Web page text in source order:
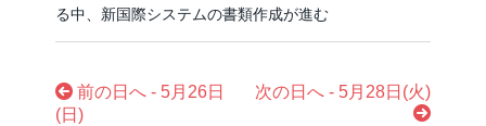
る中、新国際システムの書類作成が進む
前の日へ - 5月26日
(日)
次の日へ - 5月28日(火)